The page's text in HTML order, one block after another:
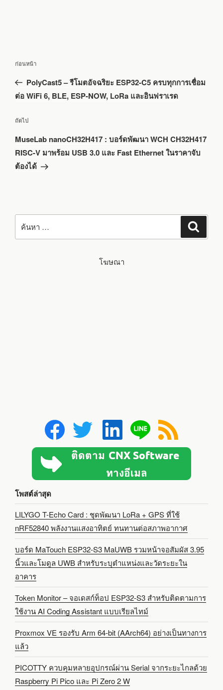
เรื่อง
เรื่อง
หน้า
ก่อนหน้า
PolyCast5 – รีโมตอัจฉริยะ ESP32-C5 ครบทุกการเชื่อม
ต่อ WiFi 6, BLE, ESP-NOW, LoRa และอินฟราเรด
เรื่อง
ถัดไป
MuseLab nanoCH32H417 : บอร์ดพัฒนา WCH CH32H417
RISC-V มาพร้อม USB 3.0 และ Fast Ethernet ในราคาจับ
ต้องได้
ค้นหา:
โฆษณา
โพสต์ล่าสุด
LILYGO T-Echo Card : ชุดพัฒนา LoRa + GPS ที่ใช้
nRF52840 พลังงานแสงอาทิตย์ ทนทานต่อสภาพอากาศ
บอร์ด MaTouch ESP32-S3 MaUWB รวมหน้าจอสัมผัส 3.95
นิ้วและโมดูล UWB สำหรับระบุตำแหน่งและวัดระยะใน
อาคาร
Token Monitor – จอเดสก์ท็อป ESP32-S3 สำหรับติดตามการ
ใช้งาน AI Coding Assistant แบบเรียลไทม์
Proxmox VE รองรับ Arm 64-bit (AArch64) อย่างเป็นทางการ
แล้ว
PICOTTY ควบคุมหลายอุปกรณ์ผ่าน Serial จากระยะไกลด้วย
Raspberry Pi Pico และ Pi Zero 2 W